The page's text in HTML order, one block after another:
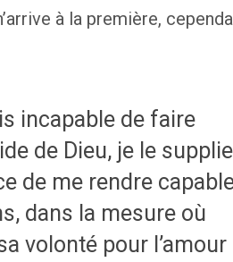
à la première,
incapable de faire
de Dieu, je le supplie
de me rendre
dans la mesure où
volonté pour l’amour